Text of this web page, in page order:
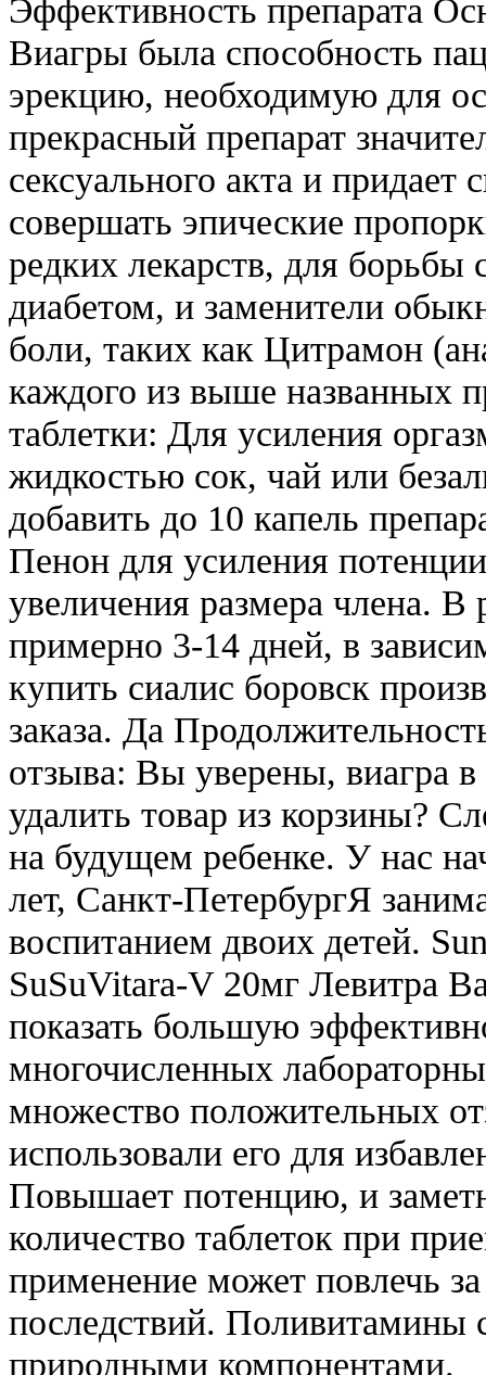
Эффективность препарата
Виагры была способность
эрекцию, необходимую для
прекрасный препарат
сексуального акта и придает
совершать эпические
редких лекарств, для
диабетом, и заменители
боли, таких как Цитрамон
каждого из выше названных
таблетки: Для усиления
жидкостью сок, чай или
добавить до 10 капель
Пенон для усиления
увеличения размера члена. В
примерно 3-14 дней, в
купить сиалис боровск
заказа. Да
отзыва: Вы уверены, виагра в
удалить товар из корзины?
на будущем ребенке. У нас
лет, Санкт-ПетербургЯ
воспитанием двоих детей.
SuSuVitara-V 20мг Левитра
показать большую
многочисленных
множество положительных
использовали его для
Повышает потенцию, и
количество таблеток при
применение может повлечь
последствий. Поливитамины
природными компонентами.